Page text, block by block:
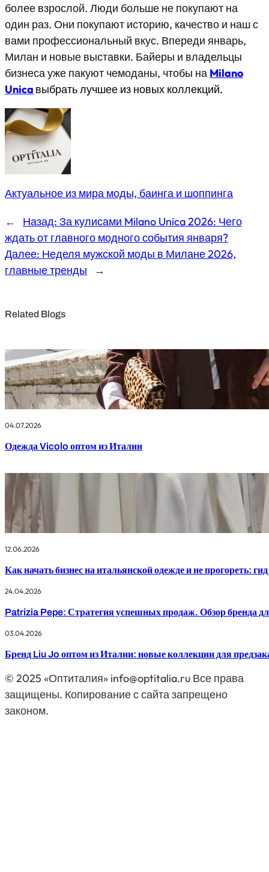
более взрослой. Люди больше не покупают на
один раз. Они покупают историю, качество и наш с
вами профессиональный вкус. Впереди январь,
Милан и новые выставки. Байеры и владельцы
бизнеса уже пакуют чемоданы, чтобы на Milano
Unica выбрать лучшее из новых коллекций.
Актуальное из мира моды, баинга и шоппинга
← Назад: За кулисами Milano Unica 2026: Чего
ждать от главного модного события января?
Далее: Неделя мужской моды в Милане 2026,
главные тренды
→
Related Blogs
04.07.2026
Одежда Vicolo оптом из Италии
12.06.2026
Как начать бизнес на итальянской одежде и не прогореть:
24.04.2026
Patrizia Pepe: Стратегия успешных продаж. Обзор бренда
03.04.2026
Бренд Liu Jo оптом из Италии: новые коллекции для
© 2025 «Оптиталия» info@optitalia.ru Все права
защищены. Копирование с сайта запрещено
законом.